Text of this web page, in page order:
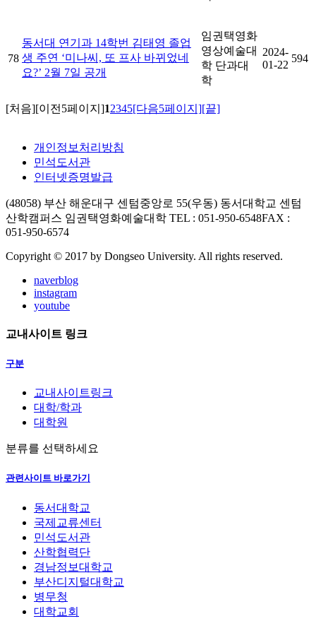
78
동서대 연기과 14학번 김태영 졸업
생 주연 ‘미나씨, 또 프사 바뀌었네
요?’ 2월 7일 공개
임권택영화
영상예술대
학 단과대
학
2024-
01-22
594
[처음][이전5페이지]12345[다음5페이지][끝]
개인정보처리방침
민석도서관
인터넷증명발급
(48058) 부산 해운대구 센텀중앙로 55(우동) 동서대학교 센텀
산학캠퍼스 임권택영화예술대학 TEL : 051-950-6548FAX :
051-950-6574
Copyright © 2017 by Dongseo University. All rights reserved.
naverblog
instagram
youtube
교내사이트 링크
구분
교내사이트링크
대학/학과
대학원
분류를 선택하세요
관련사이트 바로가기
동서대학교
국제교류센터
민석도서관
산학협력단
경남정보대학교
부산디지털대학교
병무청
대학교회